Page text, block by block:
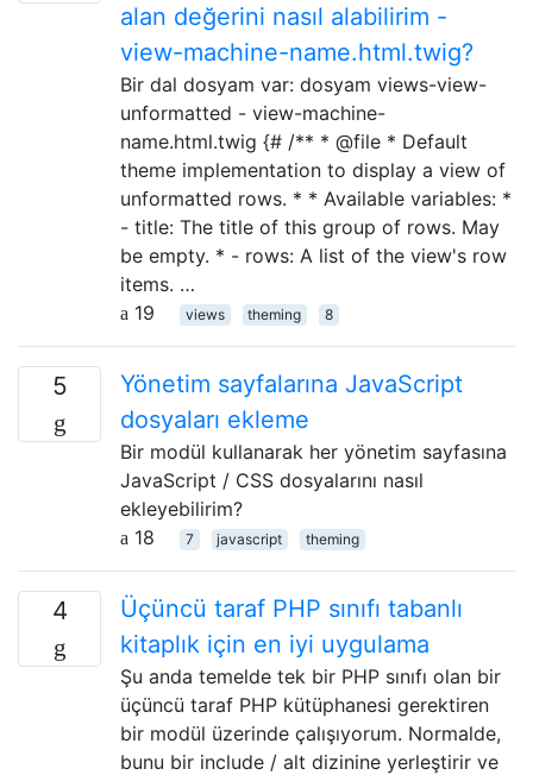
alan değerini nasıl alabilirim -
view-machine-name.html.twig?
Bir dal dosyam var: dosyam views-view-
unformatted - view-machine-
name.html.twig {# /** * @file * Default
theme implementation to display a view of
unformatted rows. * * Available variables: *
- title: The title of this group of rows. May
be empty. * - rows: A list of the view's row
items. …
19
views theming 8
5
Yönetim sayfalarına JavaScript
dosyaları ekleme
Bir modül kullanarak her yönetim sayfasına
JavaScript / CSS dosyalarını nasıl
ekleyebilirim?
18
7 javascript theming
4
Üçüncü taraf PHP sınıfı tabanlı
kitaplık için en iyi uygulama
Şu anda temelde tek bir PHP sınıfı olan bir
üçüncü taraf PHP kütüphanesi gerektiren
bir modül üzerinde çalışıyorum. Normalde,
bunu bir include / alt dizinine yerleştirir ve